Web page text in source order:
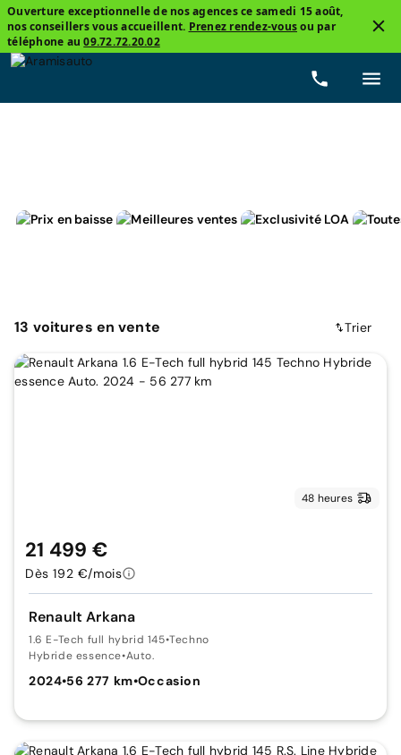
Ouverture exceptionnelle de nos agences ce samedi 15 août,
nos conseillers vous accueillent. Prenez rendez-vousou par
téléphone au09.72.72.20.02
Hybride non-rechargeable Prix
13 voitures en vente Trier
48 heures
Renault Arkana
1.6 E-Tech full hybrid 145•Techno
Hybride essence•Auto.
2024•56 277 km•Occasion
21 499 €
Dès 192 €/mois